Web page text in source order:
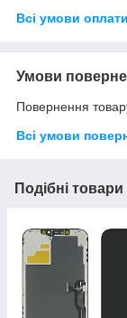
Всі умови оплати
Умови
Повернення
Всі умови
Подібні товари